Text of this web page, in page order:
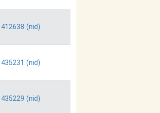
412638 (nid)
435231 (nid)
435229 (nid)